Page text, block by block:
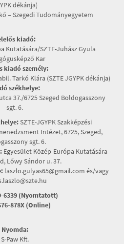
dékánja)
– Szegedi Tudományegyetem
kiadó:
Kutatására/SZTE-Juhász Gyula
Kar
kiadó személy:
Tarkó Klára (SZTE JGYPK dékánja)
székhelye:
37./6725 Szeged Boldogasszony
sgt. 6.
SZTE-JGYPK Szakképzési
Intézet, 6725, Szeged,
sgt. 6.
Egyesület Közép-Európa Kutatására
Lőwy Sándor u. 37.
laszlo.gulyas65@gmail.com és/vagy
6339 (Nyomtatott)
878X (Online)
Nyomda:
S-Paw Kft.